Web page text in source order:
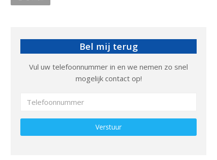
Bel mij terug
Vul uw telefoonnummer in en we nemen zo snel
mogelijk contact op!
Gelieve dit veld leeg te laten.